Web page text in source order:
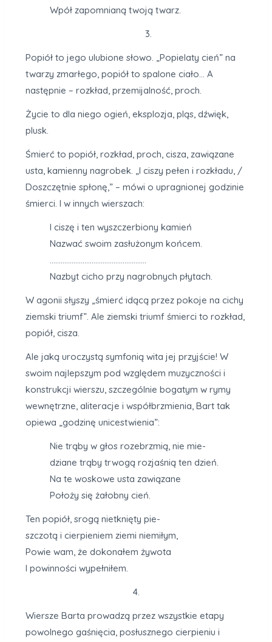
Wpół zapomnianą twoją twarz.
3.
Popiół to jego ulubione słowo. „Popielaty cień” na
twarzy zmarłego, popiół to spalone ciało… A
następnie – rozkład, przemijalność, proch.
Życie to dla niego ogień, eksplozja, pląs, dźwięk,
plusk.
Śmierć to popiół, rozkład, proch, cisza, zawiązane
usta, kamienny nagrobek. „I ciszy pełen i rozkładu, /
Doszczętnie spłonę,” – mówi o upragnionej godzinie
śmierci. I w innych wierszach:
I ciszę i ten wyszczerbiony kamień
Nazwać swoim zasłużonym końcem.
……………………………………………..
Nazbyt cicho przy nagrobnych płytach.
W agonii słyszy „śmierć idącą przez pokoje na cichy
ziemski triumf”. Ale ziemski triumf śmierci to rozkład,
popiół, cisza.
Ale jaką uroczystą symfonią wita jej przyjście! W
swoim najlepszym pod względem muzyczności i
konstrukcji wierszu, szczególnie bogatym w rymy
wewnętrzne, aliteracje i współbrzmienia, Bart tak
opiewa „godzinę unicestwienia”:
Nie trąby w głos rozebrzmią, nie mie-
dziane trąby trwogą rozjaśnią ten dzień.
Na te woskowe usta zawiązane
Położy się żałobny cień.
Ten popiół, srogą nietknięty pie-
szczotą i cierpieniem ziemi niemiłym,
Powie wam, że dokonałem żywota
I powinności wypełniłem.
4.
Wiersze Barta prowadzą przez wszystkie etapy
powolnego gaśnięcia, posłusznego cierpieniu i